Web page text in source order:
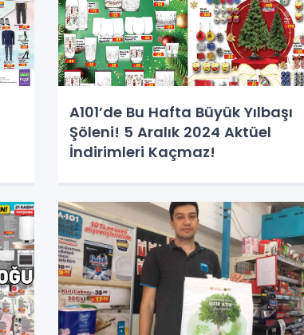
A101’de Bu Hafta Büyük Yılbaşı
Şöleni! 5 Aralık 2024 Aktüel
İndirimleri Kaçmaz!